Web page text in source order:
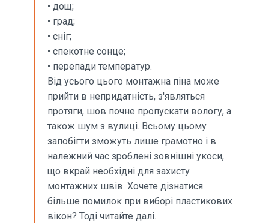
• дощ;
• град;
• сніг;
• спекотне сонце;
• перепади температур.
Від усього цього монтажна піна може
прийти в непридатність, з'являться
протяги, шов почне пропускати вологу, а
також шум з вулиці. Всьому цьому
запобігти зможуть лише грамотно і в
належний час зроблені зовнішні укоси,
що вкрай необхідні для захисту
монтажних швів. Хочете дізнатися
більше помилок при виборі пластикових
вікон? Тоді читайте далі.